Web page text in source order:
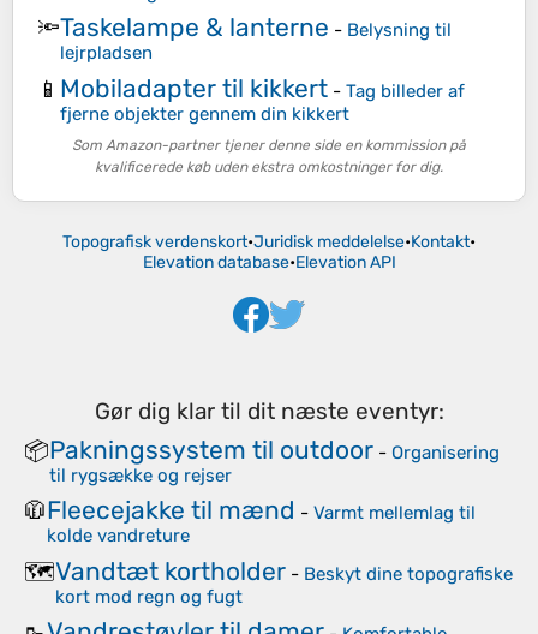
🔦Taskelampe & lanterne - Belysning til
lejrpladsen
📱 Mobiladapter til kikkert - Tag billeder af
fjerne objekter gennem din kikkert
Som Amazon-partner tjener denne side en kommission på
kvalificerede køb uden ekstra omkostninger for dig.
Topografisk verdenskort•Juridisk meddelelse•Kontakt•
Elevation database•Elevation API
Gør dig klar til dit næste eventyr:
📦Pakningssystem til outdoor - Organisering
til rygsække og rejser
🧥Fleecejakke til mænd - Varmt mellemlag til
kolde vandreture
🗺️Vandtæt kortholder - Beskyt dine topografiske
kort mod regn og fugt